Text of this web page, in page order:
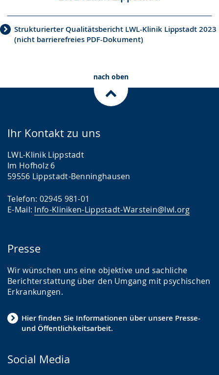
Strukturierter Qualitätsbericht LWL-Klinik Lippstadt 2023
(nicht barrierefreies PDF-Dokument)
nach oben
Ihr Kontakt zu uns
LWL-Klinik Lippstadt
Im Hofholz 6
59556 Lippstadt-Benninghausen
Telefon: 02945 981-01
E-Mail: Info-Kliniken-Lippstadt-Warstein@lwl.org
Presse
Wir wünschen uns eine objektive und sachliche
Berichterstattung über den Umgang mit psychischen
Erkrankungen.
Hier finden Sie Informationen über unsere Presse-
und Öffentlichkeitsarbeit.
Social Media